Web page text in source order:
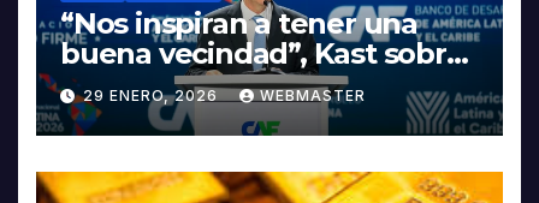
“Nos inspiran a tener una
buena vecindad”, Kast sobre
discurso del presidente
Rodrigo Paz
29 ENERO, 2026 WEBMASTER